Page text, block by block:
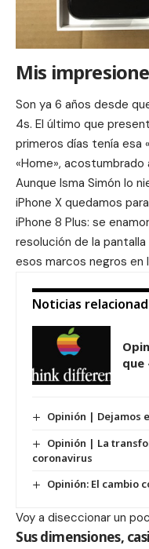
Mis
Son ya 6 años desde
4s. El último que
primeros días tenía esa
«Home», acostumbrado
Aunque Isma Simón lo
iPhone X quedamos
iPhone 8 Plus: se
resolución de la
esos marcos negros en
Noticias
que
Opinión | Dejamos
Opinión | La
coronavirus
Opinión: El cambio
Voy a diseccionar un
Sus dimensiones,